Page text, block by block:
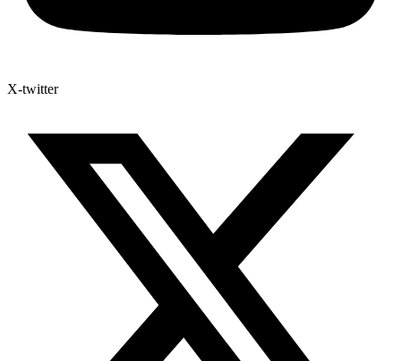
X-twitter